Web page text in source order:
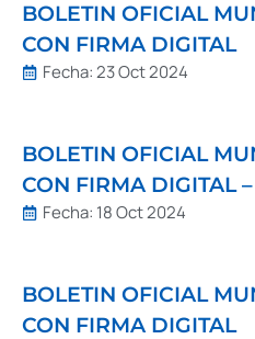
BOLETIN OFICIAL
CON FIRMA DIGITAL
Fecha:23 Oct 2024
BOLETIN OFICIAL
CON FIRMA DIGITAL
Fecha: 18 Oct 2024
BOLETIN OFICIAL
CON FIRMA DIGITAL